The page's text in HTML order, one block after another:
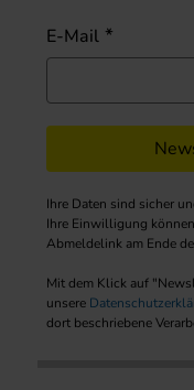
E-Mail
Ihre Daten sind sicher
Ihre Einwilligung
Abmeldelink am Ende
Mit dem Klick auf
unsere
dort beschriebene